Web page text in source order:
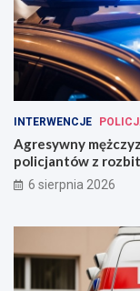
INTERWENCJE
Agresywny
policjantów z
6 sierpnia 2026